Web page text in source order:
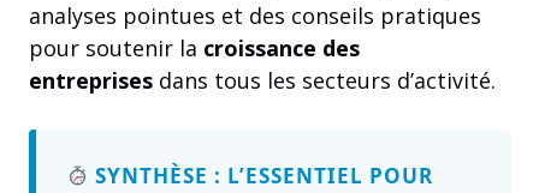
analyses pointues et des conseils pratiques
pour soutenir la croissance des
entreprises dans tous les secteurs d’activité.
SYNTHÈSE : L’ESSENTIEL POUR